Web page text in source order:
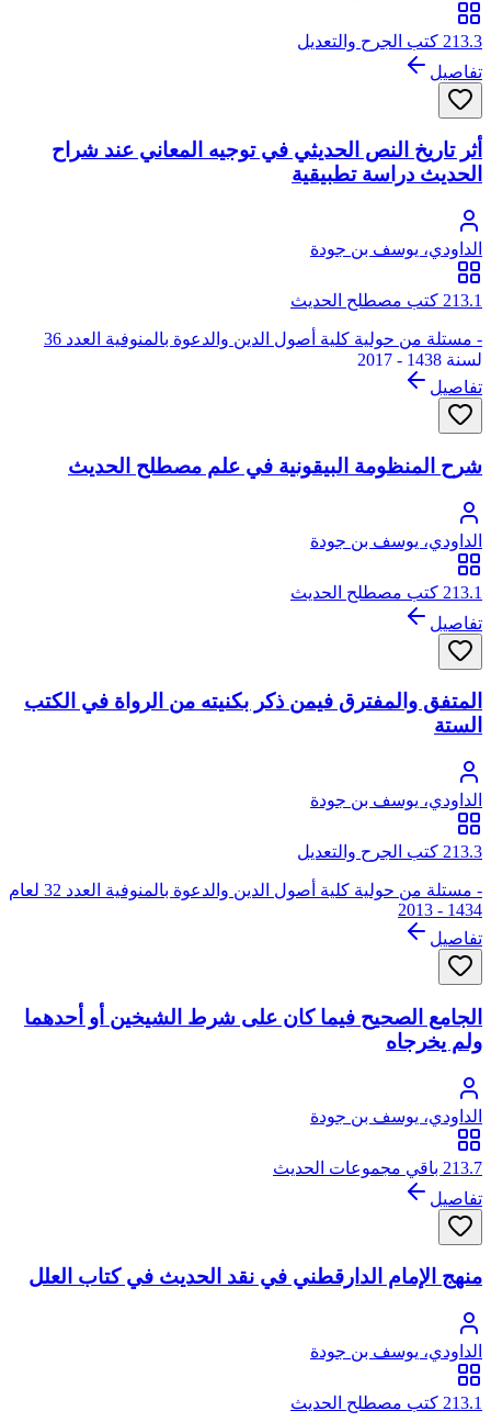
213.3 كتب الجرح والتعديل
تفاصيل
أثر تاريخ النص الحديثي في توجيه المعاني عند شراح
الحديث دراسة تطبيقية
الداودي، يوسف بن جودة
213.1 كتب مصطلح الحديث
- مستلة من حولية كلية أصول الدين والدعوة بالمنوفية العدد 36
لسنة 1438 - 2017
تفاصيل
شرح المنظومة البيقونية في علم مصطلح الحديث
الداودي، يوسف بن جودة
213.1 كتب مصطلح الحديث
تفاصيل
المتفق والمفترق فيمن ذكر بكنيته من الرواة في الكتب
الستة
الداودي، يوسف بن جودة
213.3 كتب الجرح والتعديل
- مستلة من حولية كلية أصول الدين والدعوة بالمنوفية العدد 32 لعام
1434 - 2013
تفاصيل
الجامع الصحيح فيما كان على شرط الشيخين أو أحدهما
ولم يخرجاه
الداودي، يوسف بن جودة
213.7 باقي مجموعات الحديث
تفاصيل
منهج الإمام الدارقطني في نقد الحديث في كتاب العلل
الداودي، يوسف بن جودة
213.1 كتب مصطلح الحديث